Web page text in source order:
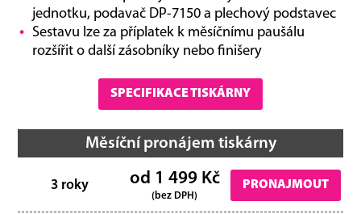
jednotku, podavač DP-7150 a plechový podstavec
Sestavu lze za příplatek k měsíčnímu paušálu
rozšířit o další zásobníky nebo finišery
SPECIFIKACE TISKÁRNY
Měsíční pronájem tiskárny
3 roky od 1 499 Kč
(bez DPH)
PRONAJMOUT